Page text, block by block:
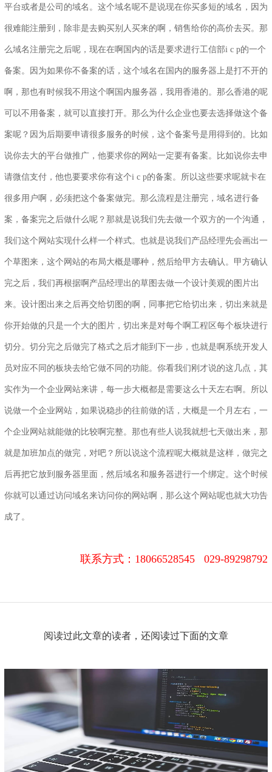
平台或者是公司的域名。这个域名呢不是说现在你买多短的域名，因为
很难能注册到，除非是去购买别人买来的啊，销售给你的高价去买。那
么域名注册完之后呢，现在在啊国内的话是要求进行工信部i c p的一个
备案。因为如果你不备案的话，这个域名在国内的服务器上是打不开的
啊，那也有时候我不用这个啊国内服务器，我用香港的。那么香港的呢
可以不用备案，就可以直接打开。那么为什么企业也要去选择做这个备
案呢？因为后期要申请很多服务的时候，这个备案号是用得到的。比如
说你去大的平台做推广，他要求你的网站一定要有备案。比如说你去申
请微信支付，他也要要求你有这个i c p的备案。所以这些要求呢就卡在
很多用户啊，必须把这个备案做完。那么流程是注册完，域名进行备
案，备案完之后做什么呢？那就是说我们先去做一个双方的一个沟通，
我们这个网站实现什么样一个样式。也就是说我们产品经理先会画出一
个草图来，这个网站的布局大概是哪种，然后给甲方去确认。甲方确认
完之后，我们再根据啊产品经理出的草图去做一个设计美观的图片出
来。设计图出来之后再交给切图的啊，同事把它给切出来，切出来就是
你开始做的只是一个大的图片，切出来是对每个啊工程区每个板块进行
切分。切分完之后做完了格式之后才能到下一步，也就是啊系统开发人
员对应不同的板块去给它做不同的功能。你看我们刚才说的这几点，其
实作为一个企业网站来讲，每一步大概都是需要这么十天左右啊。所以
说做一个企业网站，如果说稳步的往前做的话，大概是一个月左右，一
个企业网站就能做的比较啊完整。那也有些人说我就想七天做出来，那
就是加班加点的做完，对吧？所以说这个流程呢大概就是这样，做完之
后再把它放到服务器里面，然后域名和服务器进行一个绑定。这个时候
你就可以通过访问域名来访问你的网站啊，那么这个网站呢也就大功告
成了。
联系方式： 18066528545 029-89298792
阅读过此文章的读者，还阅读过下面的文章